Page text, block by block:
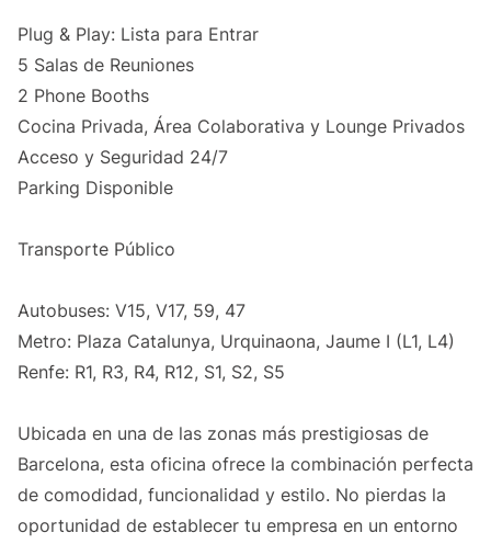
Plug & Play: Lista para Entrar
5 Salas de Reuniones
2 Phone Booths
Cocina Privada, Área Colaborativa y Lounge Privados
Acceso y Seguridad 24/7
Parking Disponible
Transporte Público
Autobuses: V15, V17, 59, 47
Metro: Plaza Catalunya, Urquinaona, Jaume I (L1, L4)
Renfe: R1, R3, R4, R12, S1, S2, S5
Ubicada en una de las zonas más prestigiosas de
Barcelona, esta oficina ofrece la combinación perfecta
de comodidad, funcionalidad y estilo. No pierdas la
oportunidad de establecer tu empresa en un entorno